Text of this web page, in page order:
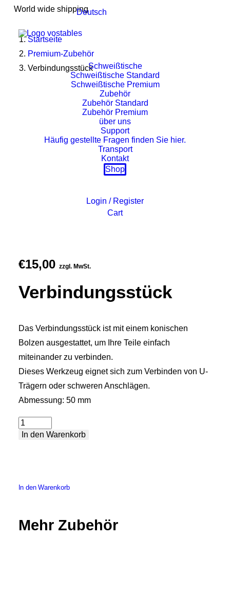
World wide shippingDeutsch
Schweißtische
Schweißtische Standard
Schweißtische Premium
Zubehör
Zubehör Standard
Zubehör Premium
über uns
Support
Häufig gestellte Fragen finden Sie hier.
Transport
Kontakt
Shop
Login / Register
Cart
Startseite
Premium-Zubehör
Verbindungsstück
€15,00 zzgl. MwSt.
Verbindungsstück
Das Verbindungsstück ist mit einem konischen
Bolzen ausgestattet, um Ihre Teile einfach
miteinander zu verbinden.
Dieses Werkzeug eignet sich zum Verbinden von U-
Trägern oder schweren Anschlägen.
Abmessung: 50 mm
Verbindungsstück
Menge
In den Warenkorb
In den Warenkorb
Mehr Zubehör